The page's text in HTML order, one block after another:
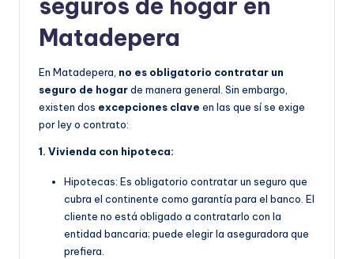
seguros de hogar en
Matadepera
En Matadepera, no es obligatorio contratar un
seguro de hogarde manera general. Sin embargo,
existen dos excepciones clave en las que sí se exige
por ley o contrato:
1. Vivienda con hipoteca:
Hipotecas: Es obligatorio contratar un seguro que
cubra el continente como garantía para el banco. El
cliente no está obligado a contratarlo con la
entidad bancaria; puede elegir la aseguradora que
prefiera.